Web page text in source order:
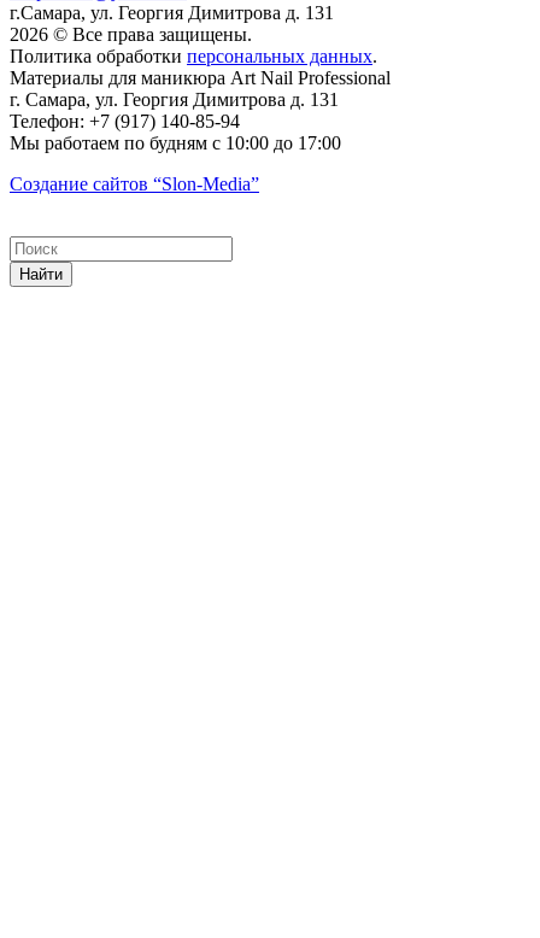
г.Самара, ул. Георгия Димитрова д. 131
2026 © Все права защищены.
Политика обработки персональных данных.
Материалы для маникюра Art Nail Professional
г. Самара, ул. Георгия Димитрова д. 131
Телефон: +7 (917) 140-85-94
Мы работаем по будням с 10:00 до 17:00
Создание сайтов “Slon-Media”
Найти